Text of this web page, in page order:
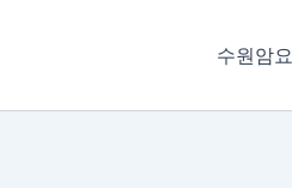
수원암